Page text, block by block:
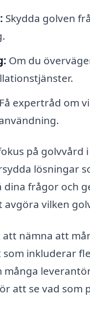
Skydda golven
Om du
Få expertråd om
på golvvård
lösningar
dina frågor och
avgöra vilken
att nämna att
inkluderar
många
att se vad som